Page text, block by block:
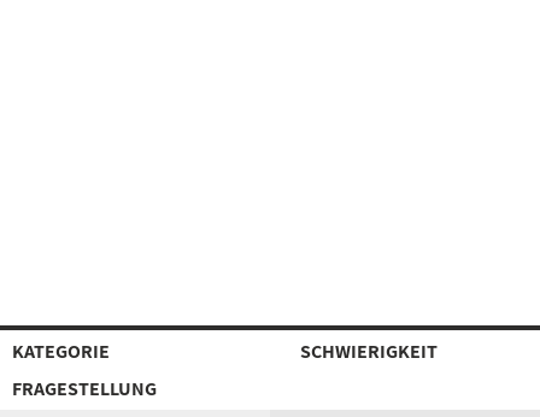
KATEGORIE
SCHWIERIGKEIT
FRAGESTELLUNG